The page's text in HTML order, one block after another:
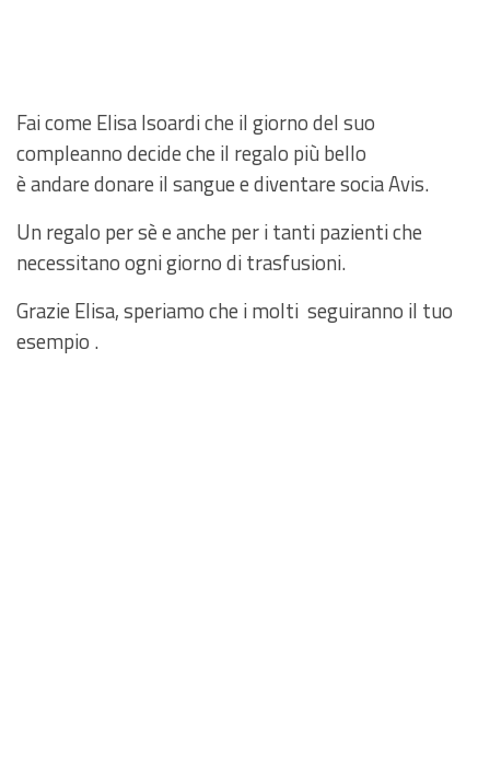
Fai come Elisa Isoardi che il giorno del suo
compleanno decide che il regalo più bello
è andare donare il sangue e diventare socia Avis.
Un regalo per sè e anche per i tanti pazienti che
necessitano ogni giorno di trasfusioni.
Grazie Elisa, speriamo che i molti seguiranno il tuo
esempio .